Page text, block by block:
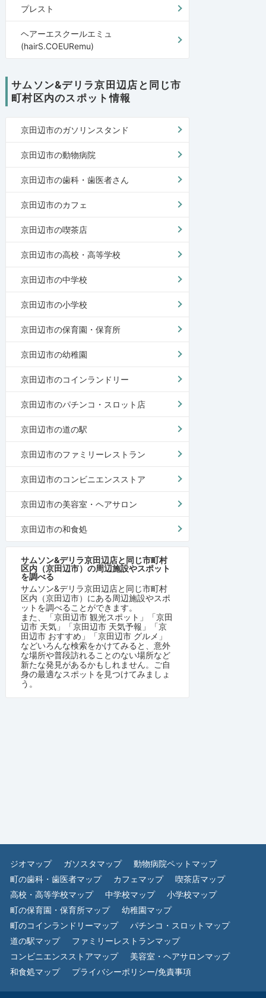
プレスト
ヘアーエスクールエミュ
(hairS.COEURemu)
サムソン&デリラ京田辺店と同じ市
町村区内のスポット情報
京田辺市のガソリンスタンド
京田辺市の動物病院
京田辺市の歯科・歯医者さん
京田辺市のカフェ
京田辺市の喫茶店
京田辺市の高校・高等学校
京田辺市の中学校
京田辺市の小学校
京田辺市の保育園・保育所
京田辺市の幼稚園
京田辺市のコインランドリー
京田辺市のパチンコ・スロット店
京田辺市の道の駅
京田辺市のファミリーレストラン
京田辺市のコンビニエンスストア
京田辺市の美容室・ヘアサロン
京田辺市の和食処
サムソン&デリラ京田辺店と同じ市町村
区内（京田辺市）の周辺施設やスポット
を調べる
サムソン&デリラ京田辺店と同じ市町村
区内（京田辺市）にある周辺施設やスポ
ットを調べることができます。
また、「京田辺市 観光スポット」「京田
辺市 天気」「京田辺市 天気予報」「京
田辺市 おすすめ」「京田辺市 グルメ」
などいろんな検索をかけてみると、意外
な場所や普段訪れることのない場所など
新たな発見があるかもしれません。ご自
身の最適なスポットを見つけてみましょ
う。
ジオマップ ガソスタマップ
動物病院ペットマップ
町の歯科・歯医者マップ
カフェマップ
喫茶店マップ
高校・高等学校マップ
中学校マップ
小学校マップ
町の保育園・保育所マップ
幼稚園マップ
町のコインランドリーマップ
パチンコ・スロットマップ
道の駅マップ
ファミリーレストランマップ
コンビニエンスストアマップ
美容室・ヘアサロンマップ
和食処マップ
プライバシーポリシー/免責事項